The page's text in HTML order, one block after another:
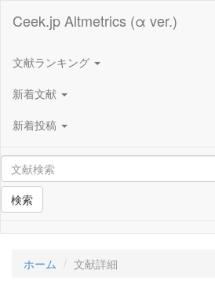
Ceek.jp Altmetrics (α ver.)
文献ランキング
新着文献
新着投稿
検索
ホーム 文献詳細